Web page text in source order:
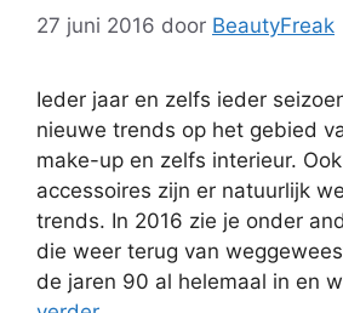
27 juni 2016 door BeautyFreak
Ieder jaar en zelfs ieder
nieuwe trends op het gebied
make-up en zelfs interieur.
accessoires zijn er natuurlijk
trends. In 2016 zie je onder
die weer terug van
de jaren 90 al helemaal in en